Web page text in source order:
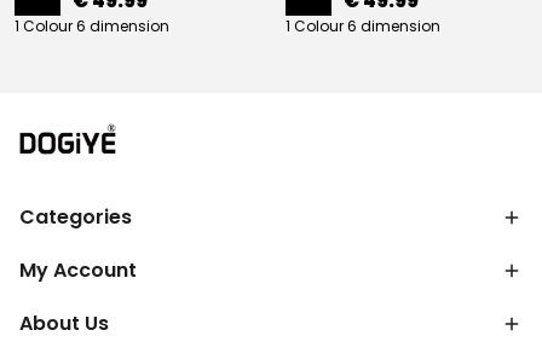
1 Colour 6 dimension 1 Colour 6 dimension
Categories
My Account
About Us